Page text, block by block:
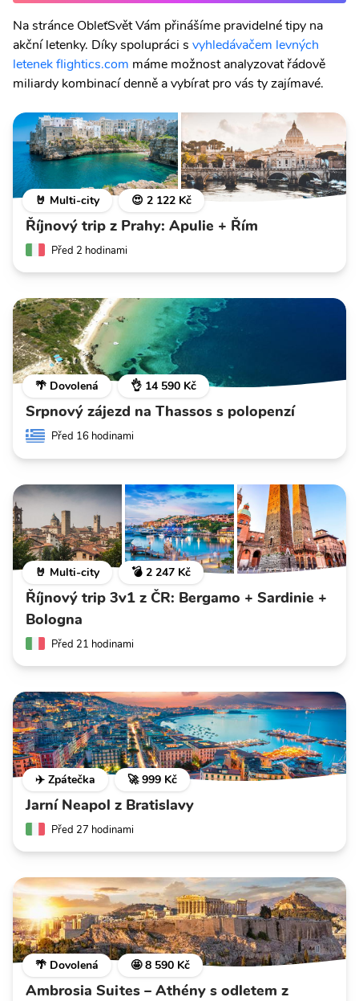
Na stránce ObleťSvět Vám přinášíme pravidelné tipy na
akční letenky. Díky spolupráci s vyhledávačem levných
letenek flightics.com máme možnost analyzovat řádově
miliardy kombinací denně a vybírat pro vás ty zajímavé.
🤘 Multi-city 😍 2 122 Kč
Říjnový trip z Prahy: Apulie + Řím
Před 2 hodinami
🌴 Dovolená 👌 14 590 Kč
Srpnový zájezd na Thassos s polopenzí
Před 16 hodinami
🤘 Multi-city 💣 2 247 Kč
Říjnový trip 3v1 z ČR: Bergamo + Sardinie +
Bologna
Před 21 hodinami
✈️ Zpátečka 🚀 999 Kč
Jarní Neapol z Bratislavy
Před 27 hodinami
🌴 Dovolená 🤩 8 590 Kč
Ambrosia Suites – Athény s odletem z